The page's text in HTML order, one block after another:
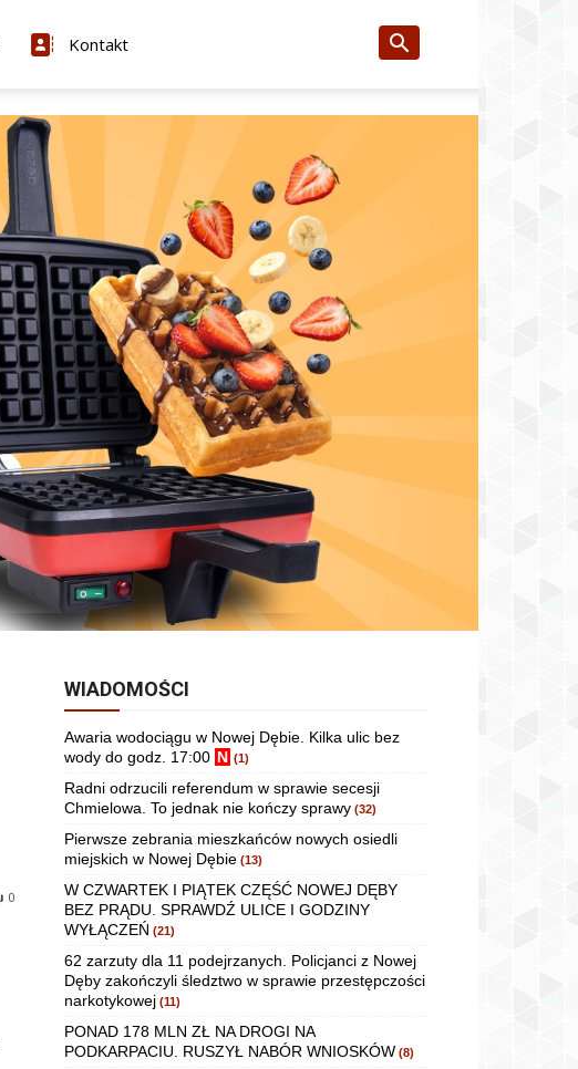
Kontakt
0
WIADOMOŚCI
Awaria wodociągu w Nowej Dębie. Kilka ulic bez
wody do godz. 17:00 N (1)
Radni odrzucili referendum w sprawie secesji
Chmielowa. To jednak nie kończy sprawy (32)
Pierwsze zebrania mieszkańców nowych osiedli
miejskich w Nowej Dębie (13)
W CZWARTEK I PIĄTEK CZĘŚĆ NOWEJ DĘBY
BEZ PRĄDU. SPRAWDŹ ULICE I GODZINY
WYŁĄCZEŃ (21)
62 zarzuty dla 11 podejrzanych. Policjanci z Nowej
Dęby zakończyli śledztwo w sprawie przestępczości
narkotykowej (11)
PONAD 178 MLN ZŁ NA DROGI NA
PODKARPACIU. RUSZYŁ NABÓR WNIOSKÓW (8)